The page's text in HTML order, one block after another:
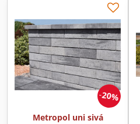
20%
Metropol uni sivá